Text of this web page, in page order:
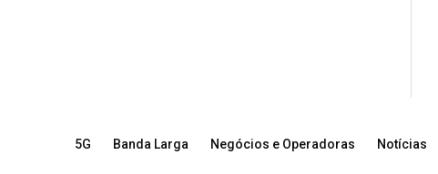
5G Banda Larga Negócios e Operadoras Notícias